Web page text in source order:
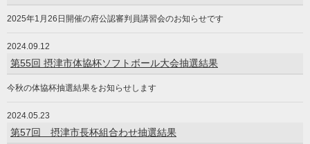
2025年1月26日開催の府公認審判員講習会のお知らせです
2024.09.12
第55回 摂津市体協杯ソフトボール大会抽選結果
今秋の体協杯抽選結果をお知らせします
2024.05.23
第57回 摂津市長杯組合わせ抽選結果